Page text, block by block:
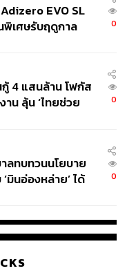
EVO SL
พิเศษรับฤดูกาล
0
กู้ 4 แสนล้าน โฟกัส
น ลุ้น ‘ไทยช่วย
0
ลทบทวนนโยบาย
มินอ่องหล่าย’ ได้
0